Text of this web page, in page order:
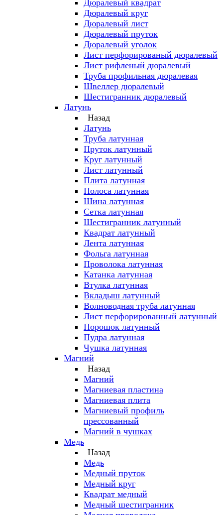
Дюралевый квадрат
Дюралевый круг
Дюралевый лист
Дюралевый пруток
Дюралевый уголок
Лист перфорированый дюралевый
Лист рифленый дюралевый
Труба профильная дюралевая
Швеллер дюралевый
Шестигранник дюралевый
Латунь
Назад
Латунь
Труба латунная
Пруток латунный
Круг латунный
Лист латунный
Плита латунная
Полоса латунная
Шина латунная
Сетка латунная
Шестигранник латунный
Квадрат латунный
Лента латунная
Фольга латунная
Проволока латунная
Катанка латунная
Втулка латунная
Вкладыш латунный
Волноводная труба латунная
Лист перфорированный латунный
Порошок латунный
Пудра латунная
Чушка латунная
Магний
Назад
Магний
Магниевая пластина
Магниевая плита
Магниевый профиль
прессованный
Магний в чушках
Медь
Назад
Медь
Медный пруток
Медный круг
Квадрат медный
Медный шестигранник